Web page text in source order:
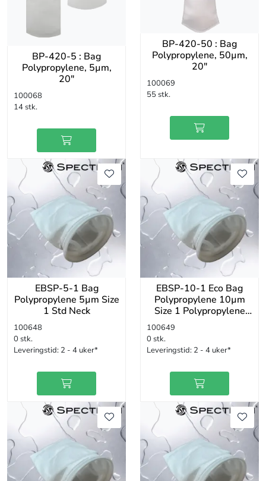
BP-420-5 : Bag
Polypropylene, 5µm,
20"
100068
14 stk.
BP-420-50 : Bag
Polypropylene, 50µm,
20"
100069
55 stk.
EBSP-5-1 Bag
Polypropylene 5µm Size
1 Std Neck
100648
0 stk.
Leveringstid: 2 - 4 uker*
EBSP-10-1 Eco Bag
Polypropylene 10µm
Size 1 Polypropylene
100649
0 stk.
Leveringstid: 2 - 4 uker*